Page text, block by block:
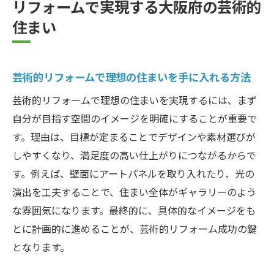
リフォーム事例を参考に理想の空間を探す
方法
大阪府で注目のリフォーム事例を紹介
リフォームで大阪府の魅力を引き出す方法
リフォームで地域の魅力を最大限に活かす
考え方
大阪府の伝統と芸術をリフォームに取り入
れる工夫
リフォームで暮らしと芸術性を両立させる
方法
リフォームで実現する大阪府の芸術的
住まい
芸術的リフォームで理想の住まいを手に入れる方法
芸術的リフォームで理想の住まいを実現するには、まず
自分が目指す空間のイメージを明確にすることが重要で
す。理由は、目標が定まることでデザインや素材選びが
しやすくなり、満足度の高い仕上がりにつながるからで
す。例えば、壁面にアートパネルを取り入れたり、光の
演出を工夫することで、住まい全体がギャラリーのよう
な雰囲気になります。最終的に、具体的なイメージをも
とに計画的に進めることが、芸術的リフォーム成功の鍵
となります。